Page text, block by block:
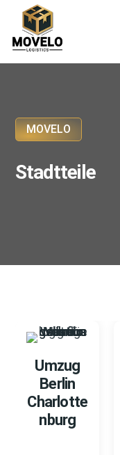
MOVELO
Stadtteile
Umzug
Berlin
Charlotte
nburg